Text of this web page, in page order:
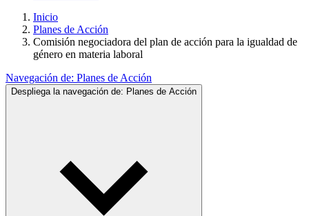
Inicio
Planes de Acción
Comisión negociadora del plan de acción para la igualdad de
género en materia laboral
Navegación de: Planes de Acción
Despliega la navegación de: Planes de Acción